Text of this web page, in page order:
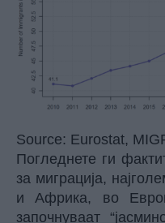
Source: Eurostat,
Погледнете ги
за миграција,
и Африка, во
започнуваат